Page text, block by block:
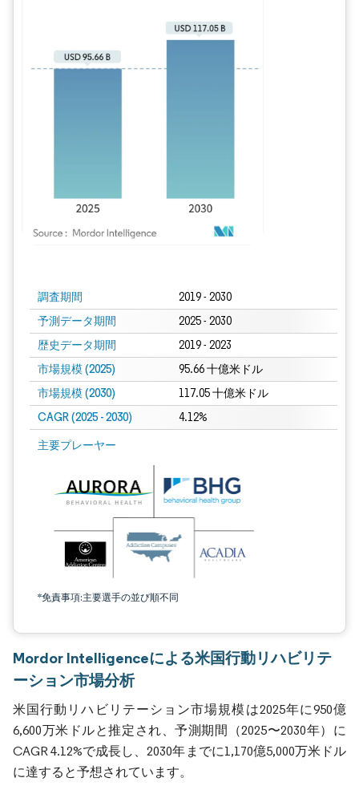
調査期間 2019 - 2030
予測データ期間 2025 - 2030
歴史データ期間 2019 - 2023
市場規模 (2025) 95.66 十億米ドル
市場規模 (2030) 117.05 十億米ドル
CAGR (2025 - 2030) 4.12%
主要プレーヤー
*免責事項:主要選手の並び順不同
Mordor Intelligenceによる米国行動リハビリテ
ーション市場分析
米国行動リハビリテーション市場規模は2025年に950億
6,600万米ドルと推定され、予測期間（2025〜2030年）に
CAGR 4.12%で成長し、2030年までに1,170億5,000万米ドル
に達すると予想されています。